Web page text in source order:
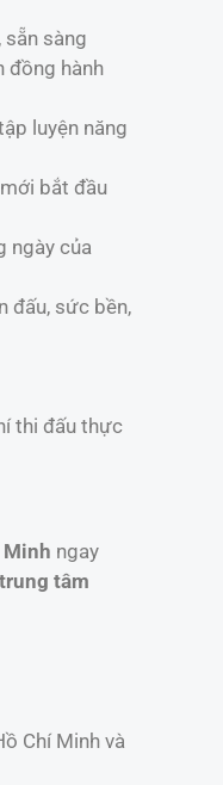
sẵn sàng
đồng hành
luyện năng
bắt đầu
ngày của
đấu, sức bền,
thi đấu thực
Minh ngay
trung tâm
Chí Minh và